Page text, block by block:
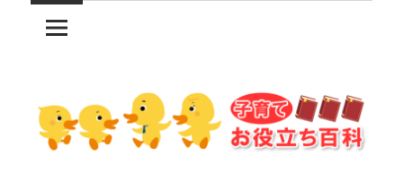
ツ
へ